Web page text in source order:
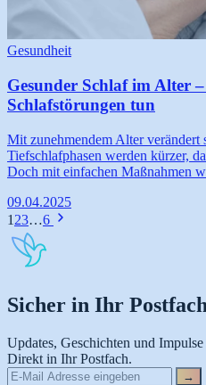
Gesundheit
Gesunder Schlaf im Alter
Schlafstörungen tun
Mit zunehmendem Alter verändert
Tiefschlafphasen werden kürzer,
Doch mit einfachen Maßnahmen
09.04.2025
1 23…6
Sicher in Ihr
Updates, Geschichten und
Direkt in Ihr Postfach.
→